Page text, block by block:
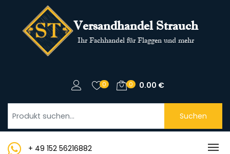
Versandhandel Strauch
Ihr Fachhandel für Flaggen und mehr
0 0 0.00 €
Suchen
+ 49 152 56216882